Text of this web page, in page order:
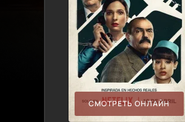
СМОТРЕТЬ ОНЛАЙН